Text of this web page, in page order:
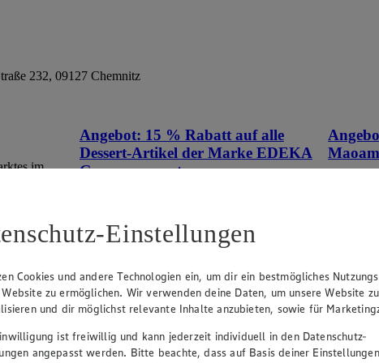
232, 09127 Chemnitz
im
Angebot: 15 % Rabatt auf alle
Dessert-Artikel der Marke EDEKA
Genussmomente.
Je nach Verfügbarkeit des Marktes.
Maoam
Einstellungen
Cookies und andere Technologien ein, um dir ein bestmögliches
Website zu ermöglichen. Wir verwenden deine Daten, um unsere Website zu
und dir möglichst relevante Inhalte anzubieten, sowie für
ist freiwillig und kann jederzeit individuell in den Datenschutz-
angepasst werden. Bitte beachte, dass auf Basis deiner